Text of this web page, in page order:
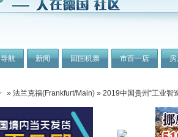
导航 新闻 回国机票 市百一店
» 法兰克福(Frankfurt/Main) » 2019中国贵州“工业智